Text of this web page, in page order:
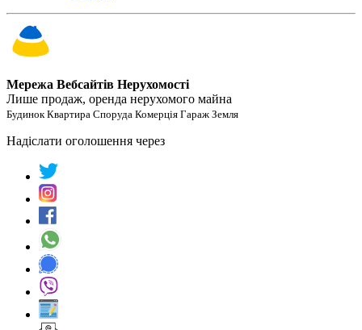
Мережа Вебсайтів Нерухомості
Лише продаж, оренда нерухомого майна
Будинок Квартира Споруда Комерція Гараж Земля
Надіслати оголошення через